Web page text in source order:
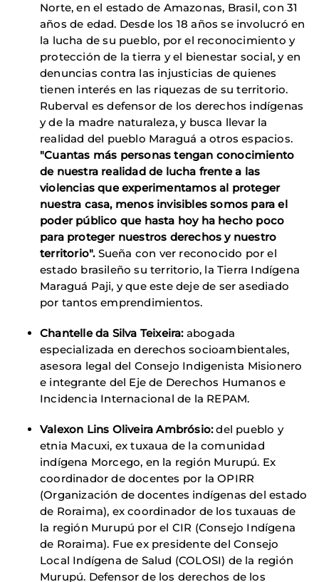
Norte, en el estado de Amazonas, Brasil, con 31
años de edad. Desde los 18 años se involucró en
la lucha de su pueblo, por el reconocimiento y
protección de la tierra y el bienestar social, y en
denuncias contra las injusticias de quienes
tienen interés en las riquezas de su territorio.
Ruberval es defensor de los derechos indígenas
y de la madre naturaleza, y busca llevar la
realidad del pueblo Maraguá a otros espacios.
"Cuantas más personas tengan conocimiento
de nuestra realidad de lucha frente a las
violencias que experimentamos al proteger
nuestra casa, menos invisibles somos para el
poder público que hasta hoy ha hecho poco
para proteger nuestros derechos y nuestro
territorio".Sueña con ver reconocido por el
estado brasileño su territorio, la Tierra Indígena
Maraguá Paji, y que este deje de ser asediado
por tantos emprendimientos.
Chantelle da Silva Teixeira: abogada
especializada en derechos socioambientales,
asesora legal del Consejo Indigenista Misionero
e integrante del Eje de Derechos Humanos e
Incidencia Internacional de la REPAM.
Valexon Lins Oliveira Ambrósio:del pueblo y
etnia Macuxi, ex tuxaua de la comunidad
indígena Morcego, en la región Murupú. Ex
coordinador de docentes por la OPIRR
(Organización de docentes indígenas del estado
de Roraima), ex coordinador de los tuxauas de
la región Murupú por el CIR (Consejo Indígena
de Roraima). Fue ex presidente del Consejo
Local Indígena de Salud (COLOSI) de la región
Murupú. Defensor de los derechos de los